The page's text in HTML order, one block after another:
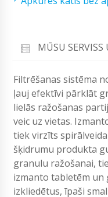
MŪSU
Filtrēšanas sistēma
ļauj efektīvi pārklāt
lielās ražošanas
veic uz vietas.
tiek virzīts
šķidrumu produkta
granulu ražošanai,
izmanto tabletēm un
izkliedētus, īpaši